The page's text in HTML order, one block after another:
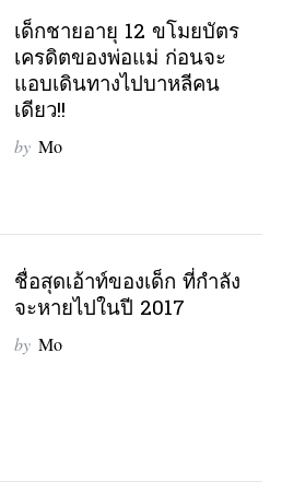
เด็กชายอายุ 12 ขโมยบัตร
เครดิตของพ่อแม่ ก่อนจะ
แอบเดินทางไปบาหลีคน
เดียว!!
by Mo
ชื่อสุดเอ้าท์ของเด็ก ที่กำลัง
จะหายไปในปี 2017
by Mo